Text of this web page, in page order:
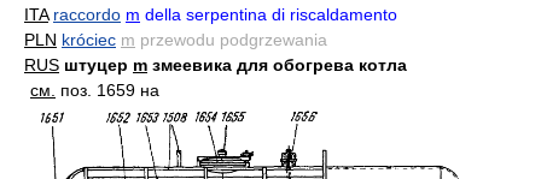
ITA raccordo m della serpentina di riscaldamento
PLN króciec m przewodu podgrzewania
RUS штуцер m змеевика для обогрева котла
см.
поз. 1659 на